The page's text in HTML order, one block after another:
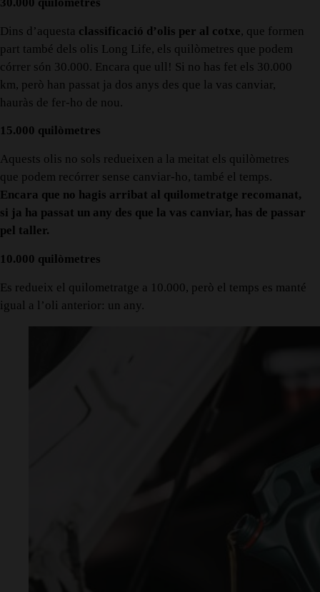
Dins d’aquesta classificació d’olis per al cotxe, que formen
part també dels olis Long Life, els quilòmetres que podem
córrer són 30.000. Encara que ull! Si no has fet els 30.000
km, però han passat ja dos anys des que la vas canviar,
hauràs de fer-ho de nou.
15.000 quilòmetres
Aquests olis no sols redueixen a la meitat els quilòmetres
que podem recórrer sense canviar-ho, també el temps.
Encara que no hagis arribat al quilometratge recomanat,
si ja ha passat un any des que la vas canviar, has de passar
pel taller.
10.000 quilòmetres
Es redueix el quilometratge a 10.000, però el temps es manté
igual a l’oli anterior: un any.